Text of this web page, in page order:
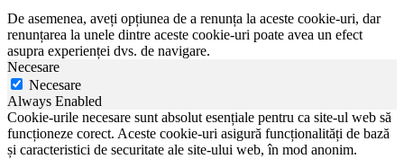
De asemenea, aveți opțiunea de a renunța la aceste cookie-uri, dar
renunțarea la unele dintre aceste cookie-uri poate avea un efect
asupra experienței dvs. de navigare.
Necesare
Necesare
Always Enabled
Cookie-urile necesare sunt absolut esențiale pentru ca site-ul web să
funcționeze corect. Aceste cookie-uri asigură funcționalități de bază
și caracteristici de securitate ale site-ului web, în mod anonim.